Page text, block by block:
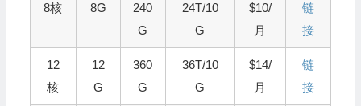
8核 8G
240
G
24T/10
G
$10/
月
链
接
12
核
12
G
360
G
36T/10
G
$14/
月
链
接